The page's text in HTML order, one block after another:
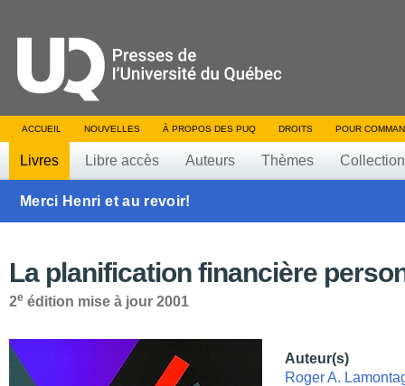
ACCUEIL NOUVELLES À PROPOS DES PUQ DROITS POUR
Livres Libre accès Auteurs Thèmes
Merci Henri et au revoir!
La planification financière
2e édition mise à jour 2001
Auteur(s)
Roger A.